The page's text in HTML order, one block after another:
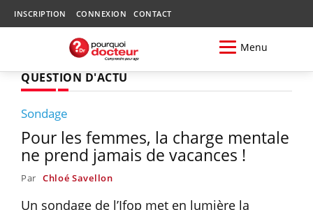
INSCRIPTION CONNEXION CONTACT
Menu
QUESTION D'ACTU
Sondage
Pour les femmes, la charge mentale
ne prend jamais de vacances !
Par Chloé Savellon
Un sondage de l’Ifop met en lumière la